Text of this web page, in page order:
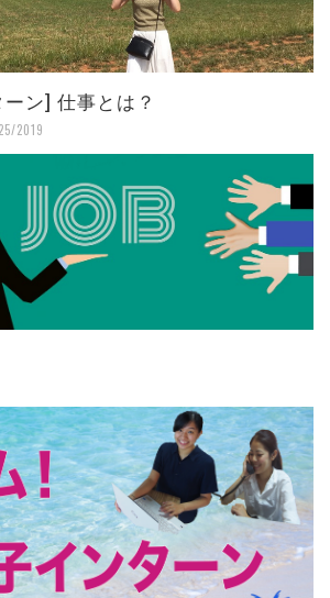
ン] 仕事とは？
2019